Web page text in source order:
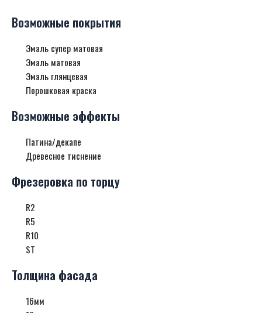
Возможные покрытия
Эмаль супер матовая
Эмаль матовая
Эмаль глянцевая
Порошковая краска
Возможные эффекты
Патина/декапе
Древесное тиснение
Фрезеровка по торцу
R2
R5
R10
ST
Толщина фасада
16мм